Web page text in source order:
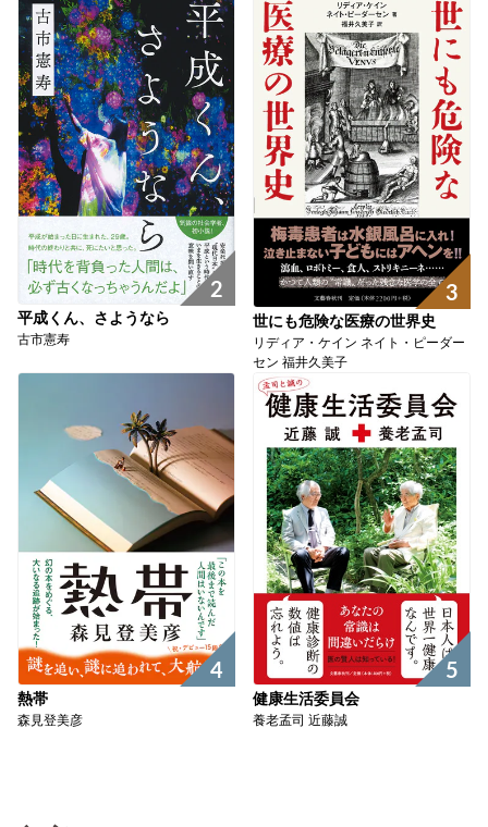
2
平成くん、さようなら
古市憲寿
3
世にも危険な医療の世界史
リディア・ケイン ネイト・ピーダー
セン 福井久美子
4
熱帯
森見登美彦
5
健康生活委員会
養老孟司 近藤誠